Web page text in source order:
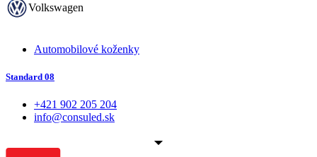
Volkswagen
Automobilové koženky
Standard 08
+421 902 205 204
info@consuled.sk